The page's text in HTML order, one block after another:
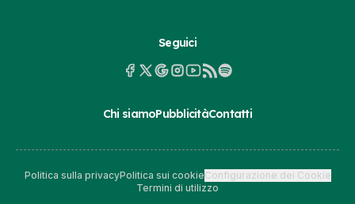
Seguici
Chi siamoPubblicitàContatti
Politica sulla privacyPolitica sui cookieConfigurazione dei Cookie
Termini di utilizzo